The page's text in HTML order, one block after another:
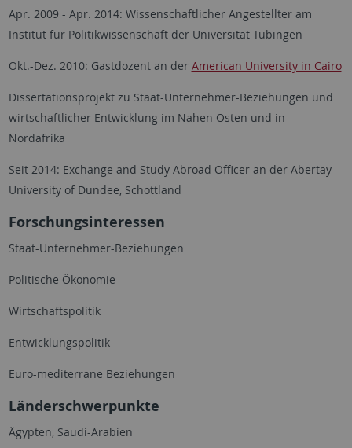
Apr. 2009 - Apr. 2014: Wissenschaftlicher Angestellter am
Institut für Politikwissenschaft der Universität Tübingen
Okt.-Dez. 2010: Gastdozent an der American University in Cairo
Dissertationsprojekt zu Staat-Unternehmer-Beziehungen und
wirtschaftlicher Entwicklung im Nahen Osten und in
Nordafrika
Seit 2014: Exchange and Study Abroad Officer an der Abertay
University of Dundee, Schottland
Forschungsinteressen
Staat-Unternehmer-Beziehungen
Politische Ökonomie
Wirtschaftspolitik
Entwicklungspolitik
Euro-mediterrane Beziehungen
Länderschwerpunkte
Ägypten, Saudi-Arabien